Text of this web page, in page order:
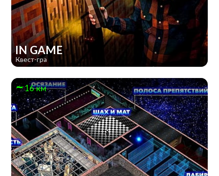
IN GAME
Квест-гра
16 км